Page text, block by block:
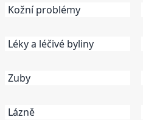
Kožní problémy
Léky a léčivé byliny
Zuby
Lázně